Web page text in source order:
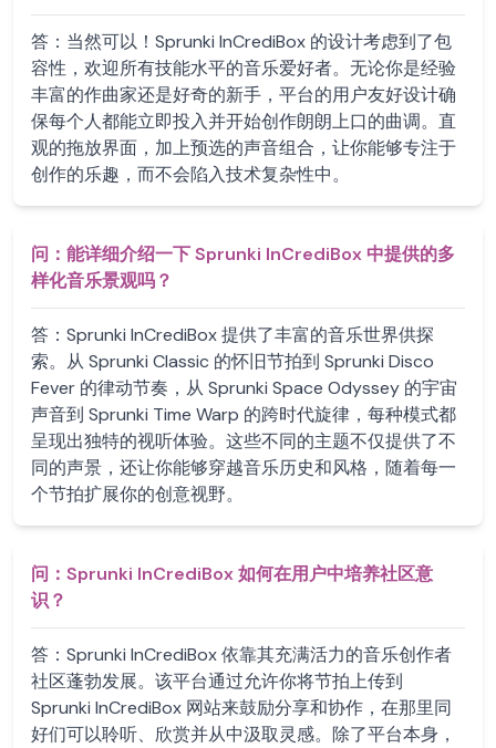
答： 当然可以！Sprunki InCrediBox 的设计考虑到了包
容性，欢迎所有技能水平的音乐爱好者。无论你是经验
丰富的作曲家还是好奇的新手，平台的用户友好设计确
保每个人都能立即投入并开始创作朗朗上口的曲调。直
观的拖放界面，加上预选的声音组合，让你能够专注于
创作的乐趣，而不会陷入技术复杂性中。
问： 能详细介绍一下 Sprunki InCrediBox 中提供的多
样化音乐景观吗？
答： Sprunki InCrediBox 提供了丰富的音乐世界供探
索。从 Sprunki Classic 的怀旧节拍到 Sprunki Disco
Fever 的律动节奏，从 Sprunki Space Odyssey 的宇宙
声音到 Sprunki Time Warp 的跨时代旋律，每种模式都
呈现出独特的视听体验。这些不同的主题不仅提供了不
同的声景，还让你能够穿越音乐历史和风格，随着每一
个节拍扩展你的创意视野。
问： Sprunki InCrediBox 如何在用户中培养社区意
识？
答： Sprunki InCrediBox 依靠其充满活力的音乐创作者
社区蓬勃发展。该平台通过允许你将节拍上传到
Sprunki InCrediBox 网站来鼓励分享和协作，在那里同
好们可以聆听、欣赏并从中汲取灵感。除了平台本身，